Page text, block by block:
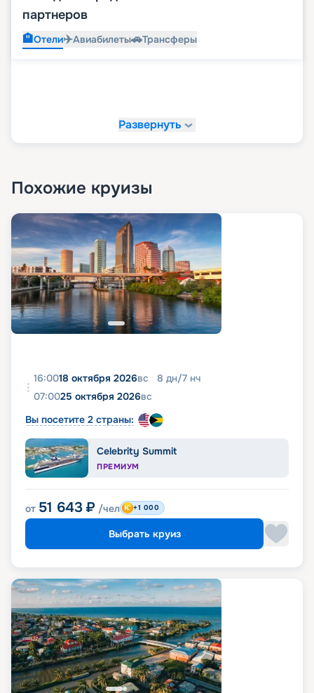
партнеров
🏨Отели✈️Авиабилеты🚗Трансферы
Развернуть
Похожие круизы
16:0018 октября 2026вс 8 дн/7 нч
07:0025 октября 2026вс
Вы посетите 2 страны:
Celebrity Summit
ПРЕМИУМ
от 51 643 ₽ /чел +1 000
Выбрать круиз